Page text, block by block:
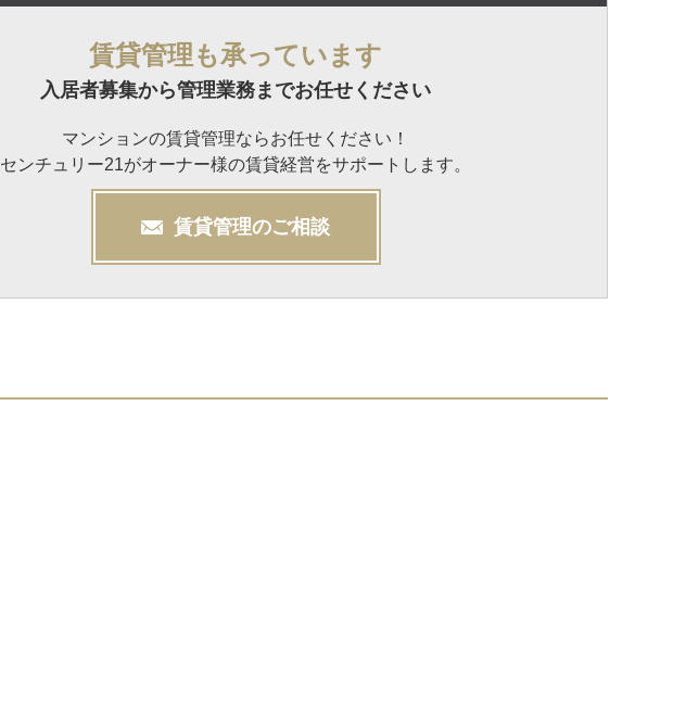
賃貸管理も承っています
入居者募集から管理業務までお任せください
マンションの賃貸管理ならお任せください！
センチュリー21がオーナー様の賃貸経営をサポートします。
賃貸管理のご相談